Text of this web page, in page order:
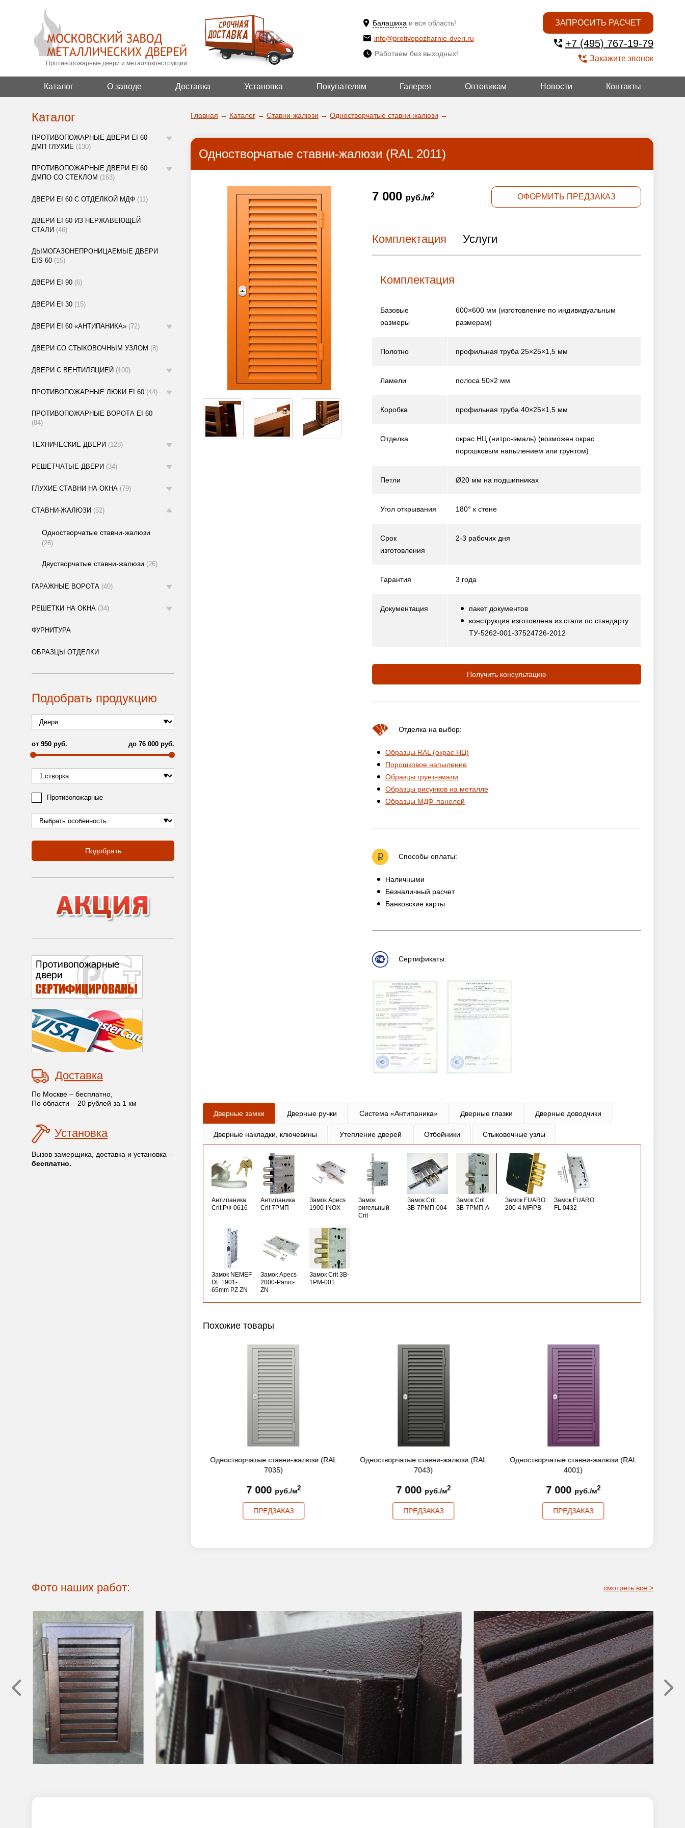
Противопожарные двери и металлоконструкции
Балашиха и вся область!
ДА!
ВЫБРАТЬ ДРУГОЙ
info@protivopozharnie-dveri.ru
Работаем без выходных!
ЗАПРОСИТЬ РАСЧЕТ
+7 (495) 767-19-79
Закажите звонок
Каталог О заводе Доставка Установка Покупателям Галерея Оптовикам Новости Контакты
Каталог
ПРОТИВОПОЖАРНЫЕ ДВЕРИ EI 60
ДМП ГЛУХИЕ (130)
ПРОТИВОПОЖАРНЫЕ ДВЕРИ EI 60
ДМПО СО СТЕКЛОМ (163)
ДВЕРИ EI 60 С ОТДЕЛКОЙ МДФ (11)
ДВЕРИ EI 60 ИЗ НЕРЖАВЕЮЩЕЙ
СТАЛИ (46)
ДЫМОГАЗОНЕПРОНИЦАЕМЫЕ ДВЕРИ
EIS 60 (15)
ДВЕРИ EI 90 (6)
ДВЕРИ EI 30 (15)
ДВЕРИ EI 60 «АНТИПАНИКА» (72)
ДВЕРИ СО СТЫКОВОЧНЫМ УЗЛОМ (8)
ДВЕРИ С ВЕНТИЛЯЦИЕЙ (100)
ПРОТИВОПОЖАРНЫЕ ЛЮКИ EI 60 (44)
ПРОТИВОПОЖАРНЫЕ ВОРОТА EI 60
(84)
ТЕХНИЧЕСКИЕ ДВЕРИ (128)
РЕШЕТЧАТЫЕ ДВЕРИ (34)
ГЛУХИЕ СТАВНИ НА ОКНА (79)
СТАВНИ-ЖАЛЮЗИ (52)
Одностворчатые ставни-жалюзи
(26)
Двустворчатые ставни-жалюзи (26)
ГАРАЖНЫЕ ВОРОТА (40)
РЕШЕТКИ НА ОКНА (34)
ФУРНИТУРА
ОБРАЗЦЫ ОТДЕЛКИ
Подобрать продукцию
от 950 руб. до 76 000 руб.
Противопожарные
Подобрать
Доставка
По Москве – бесплатно,
По области – 20 рублей за 1 км
Установка
Вызов замерщика, доставка и установка –
бесплатно.
Главная → Каталог → Ставни-жалюзи → Одностворчатые ставни-жалюзи →
Одностворчатые ставни-жалюзи (RAL 2011)
7 000 руб./м2 ОФОРМИТЬ ПРЕДЗАКАЗ
Комплектация Услуги
Комплектация
Базовые
размеры
600×600 мм (изготовление по индивидуальным
размерам)
Полотно профильная труба 25×25×1,5 мм
Ламели полоса 50×2 мм
Коробка профильная труба 40×25×1,5 мм
Отделка окрас НЦ (нитро-эмаль) (возможен окрас
порошковым напылением или грунтом)
Петли Ø20 мм на подшипниках
Угол открывания 180° к стене
Срок
изготовления
2-3 рабочих дня
Гарантия 3 года
Документация
пакет документов
конструкция изготовлена из стали по стандарту
ТУ-5262-001-37524726-2012
Получить консультацию
Отделка на выбор:
Образцы RAL (окрас НЦ)
Порошковое напыление
Образцы грунт-эмали
Образцы рисунков на металле
Образцы МДФ-панелей
Способы оплаты:
Наличными
Безналичный расчет
Банковские карты
Сертификаты:
Дверные замки Дверные ручки Система «Антипаника» Дверные глазки Дверные доводчики
Дверные накладки, ключевины Утепление дверей Отбойники Стыковочные узлы
Антипаника
Crit РФ-0616
Антипаника
Crit 7РМП
Замок Apecs
1900-INOX
Замок
ригельный
Crit
Замок Crit
ЗВ-7РМП-004
Замок Crit
ЗВ-7РМП-А
Замок FUARO
200-4 MF\РВ
Замок FUARO
FL 0432
Замок NEMEF
DL 1901-
65mm PZ ZN
Замок Apecs
2000-Panic-
ZN
Замок Crit 3B-
1PM-001
Похожие товары
Одностворчатые ставни-жалюзи (RAL
7035)
7 000 руб./м2
ПРЕДЗАКАЗ
Одностворчатые ставни-жалюзи (RAL
7043)
7 000 руб./м2
ПРЕДЗАКАЗ
Одностворчатые ставни-жалюзи (RAL
4001)
7 000 руб./м2
ПРЕДЗАКАЗ
Фото наших работ: смотреть все >